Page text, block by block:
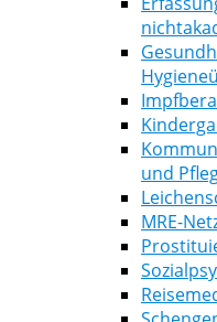
und
MRE-